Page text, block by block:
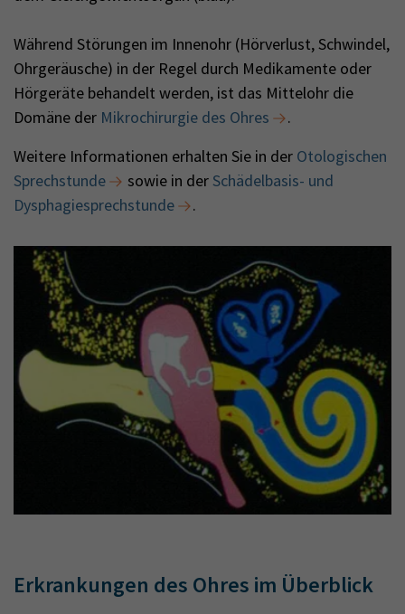
Während Störungen im Innenohr (Hörverlust, Schwindel,
Ohrgeräusche) in der Regel durch Medikamente oder
Hörgeräte behandelt werden, ist das Mittelohr die
Domäne der Mikrochirurgie des Ohres
.
Weitere Informationen erhalten Sie in der Otologischen
Sprechstunde
sowie in der Schädelbasis- und
Dysphagiesprechstunde
.
Erkrankungen des Ohres im Überblick